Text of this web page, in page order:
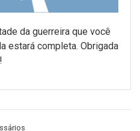
da guerreira que você
estará completa. Obrigada